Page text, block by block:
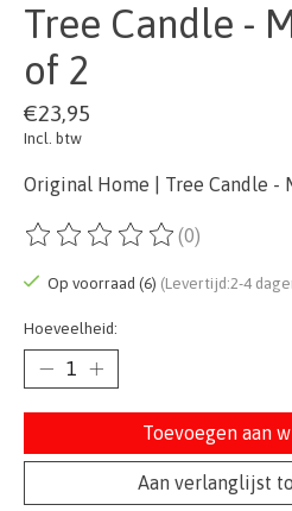
Tree Candle -
of 2
€23,95
Incl. btw
Original Home | Tree Candle -
De beoordeling van dit product
(0)
Op voorraad (6) (Levertijd:2-4
Hoeveelheid:
Toevoegen aan
Aan verlanglijst